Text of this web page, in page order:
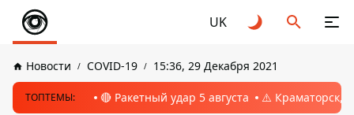
UK
Новости COVID-19 15:36, 29 Декабря 2021
ТОПТЕМЫ: 🔴 Ракетный удар 5 августа ⚠️ Краматорск,